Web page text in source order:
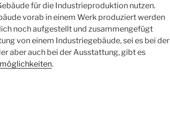
für die Industrieproduktion nutzen.
vorab in einem Werk produziert werden
noch aufgestellt und zusammengefügt
von einem Industriegebäude, sei es bei der
aber auch bei der Ausstattung, gibt es
.